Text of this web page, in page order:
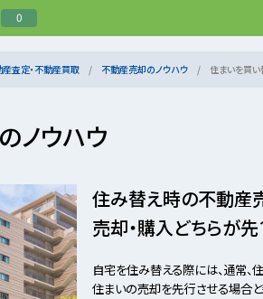
0
査定・不動産買取 不動産売却のノウハウ 住まいを買い
ノウハウ
住み替え時の不動産
売却・購入どちらが
自宅を住み替える際には、通常
住まいの売却を先行させる場合